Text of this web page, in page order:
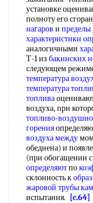
установке
полноту его
нагаров и пределы
характеристики
аналогичными
Т-1 из бакинских
следующем
температура
температура
топлива
воздуха, при
топливо-
горения
воздуха между
обеднена) и
(при обогащении
определяютпо
склонность к
жаровой трубы
испытания.
[c.64]